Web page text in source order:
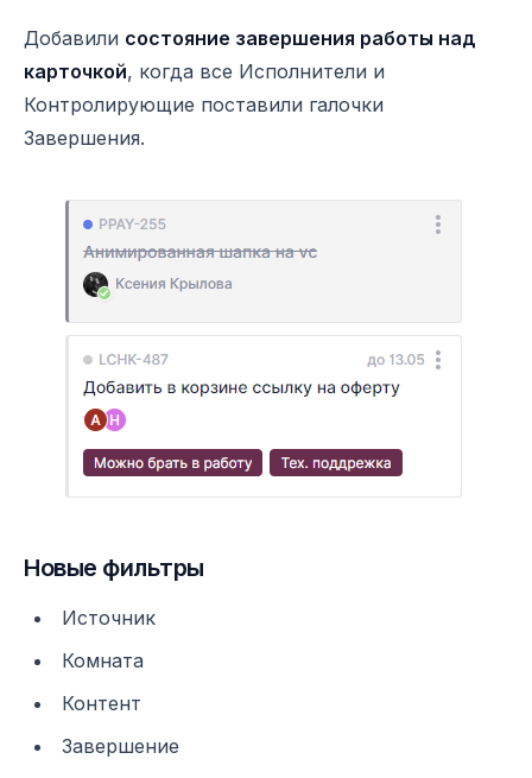
Добавили состояние завершения работы над
карточкой, когда все Исполнители и
Контролирующие поставили галочки
Завершения.
Новые фильтры
Источник
Комната
Контент
Завершение